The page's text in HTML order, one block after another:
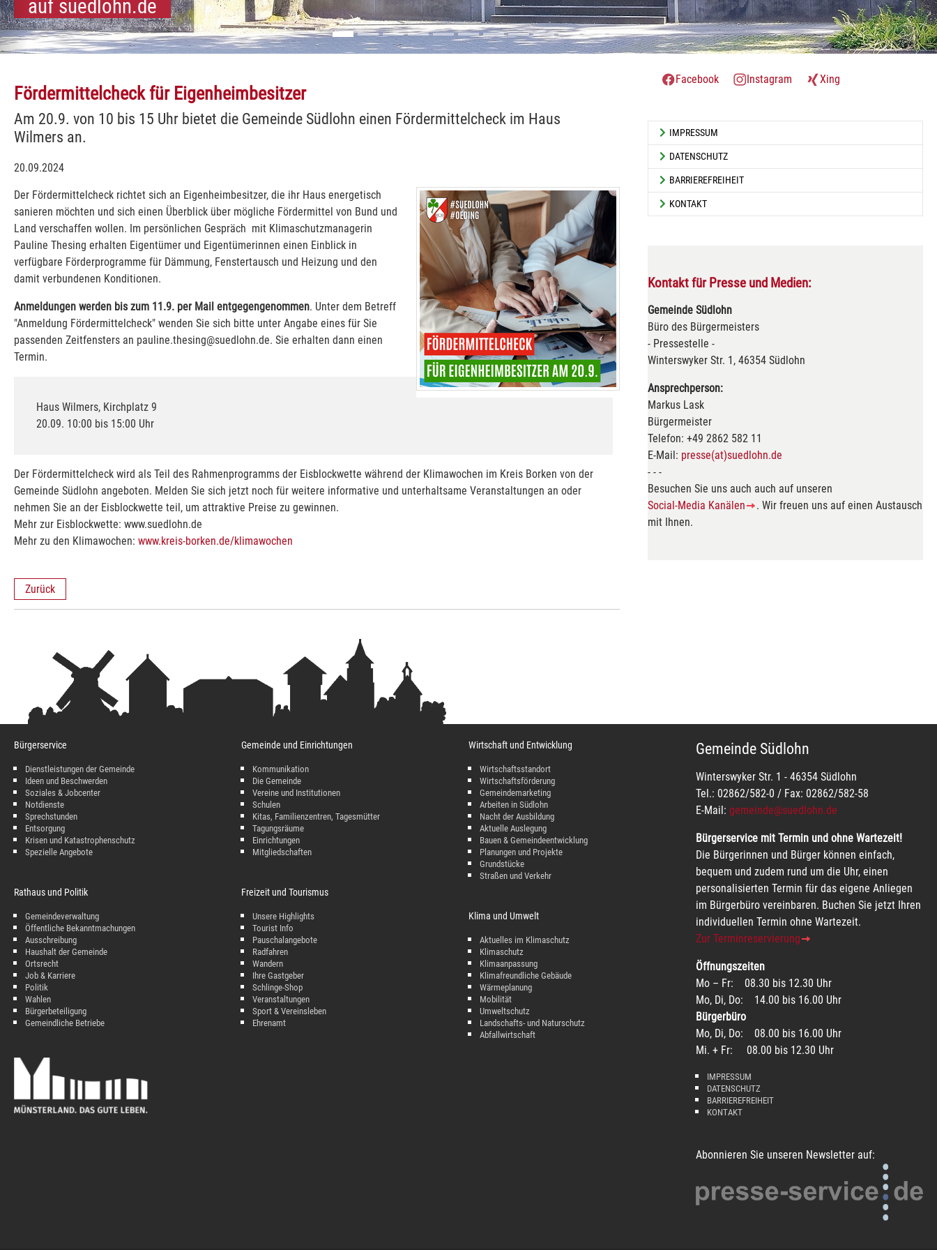
und Oeding:
und Oeding:
Südlohn und Oeding:
Südlohn und Oeding:
Südlohn und Oeding:
Südlohn und Oeding:
Südlohn und Oeding:
Südlohn und Oeding:
Südlohn und Oeding:
Südlohn und Oeding:
auf suedlohn.de
Fördermittelcheck für Eigenheimbesitzer
Am 20.9. von 10 bis 15 Uhr bietet die Gemeinde Südlohn einen Fördermittelcheck im Haus
Wilmers an.
20.09.2024
Der Fördermittelcheck richtet sich an Eigenheimbesitzer, die ihr Haus energetisch
sanieren möchten und sich einen Überblick über mögliche Fördermittel von Bund und
Land verschaffen wollen. Im persönlichen Gespräch mit Klimaschutzmanagerin
Pauline Thesing erhalten Eigentümer und Eigentümerinnen einen Einblick in
verfügbare Förderprogramme für Dämmung, Fenstertausch und Heizung und den
damit verbundenen Konditionen.
Anmeldungen werden bis zum 11.9. per Mail entgegengenommen. Unter dem Betreff
"Anmeldung Fördermittelcheck" wenden Sie sich bitte unter Angabe eines für Sie
passenden Zeitfensters an pauline.thesing@suedlohn.de. Sie erhalten dann einen
Termin.
Haus Wilmers, Kirchplatz 9
20.09. 10:00 bis 15:00 Uhr
Der Fördermittelcheck wird als Teil des Rahmenprogramms der Eisblockwette während der Klimawochen im Kreis Borken von der
Gemeinde Südlohn angeboten. Melden Sie sich jetzt noch für weitere informative und unterhaltsame Veranstaltungen an oder
nehmen Sie an der Eisblockwette teil, um attraktive Preise zu gewinnen.
Mehr zur Eisblockwette: www.suedlohn.de
Mehr zu den Klimawochen: www.kreis-borken.de/klimawochen
Zurück
Facebook Instagram Xing
IMPRESSUM
DATENSCHUTZ
BARRIEREFREIHEIT
KONTAKT
Kontakt für Presse und Medien:
Gemeinde Südlohn
Büro des Bürgermeisters
- Pressestelle -
Winterswyker Str. 1, 46354 Südlohn
Ansprechperson:
Markus Lask
Bürgermeister
Telefon: +49 2862 582 11
E-Mail: presse(at)suedlohn.de
- - -
Besuchen Sie uns auch auch auf unseren
Social-Media Kanälen
. Wir freuen uns auf einen Austausch
mit Ihnen.
Bürgerservice
Dienstleistungen der Gemeinde
Ideen und Beschwerden
Soziales & Jobcenter
Notdienste
Sprechstunden
Entsorgung
Krisen und Katastrophenschutz
Spezielle Angebote
Rathaus und Politik
Gemeindeverwaltung
Öffentliche Bekanntmachungen
Ausschreibung
Haushalt der Gemeinde
Ortsrecht
Job & Karriere
Politik
Wahlen
Bürgerbeteiligung
Gemeindliche Betriebe
Gemeinde und Einrichtungen
Kommunikation
Die Gemeinde
Vereine und Institutionen
Schulen
Kitas, Familienzentren, Tagesmütter
Tagungsräume
Einrichtungen
Mitgliedschaften
Freizeit und Tourismus
Unsere Highlights
Tourist Info
Pauschalangebote
Radfahren
Wandern
Ihre Gastgeber
Schlinge-Shop
Veranstaltungen
Sport & Vereinsleben
Ehrenamt
Wirtschaft und Entwicklung
Wirtschaftsstandort
Wirtschaftsförderung
Gemeindemarketing
Arbeiten in Südlohn
Nacht der Ausbildung
Aktuelle Auslegung
Bauen & Gemeindeentwicklung
Planungen und Projekte
Grundstücke
Straßen und Verkehr
Klima und Umwelt
Aktuelles im Klimaschutz
Klimaschutz
Klimaanpassung
Klimafreundliche Gebäude
Wärmeplanung
Mobilität
Umweltschutz
Landschafts- und Naturschutz
Abfallwirtschaft
Gemeinde Südlohn
Winterswyker Str. 1 - 46354 Südlohn
Tel.: 02862/582-0 / Fax: 02862/582-58
E-Mail: gemeinde@suedlohn.de
Bürgerservice mit Termin und ohne Wartezeit!
Die Bürgerinnen und Bürger können einfach,
bequem und zudem rund um die Uhr, einen
personalisierten Termin für das eigene Anliegen
im Bürgerbüro vereinbaren. Buchen Sie jetzt Ihren
individuellen Termin ohne Wartezeit.
Zur Terminreservierung
Öffnungszeiten
Mo – Fr: 08.30 bis 12.30 Uhr
Mo, Di, Do: 14.00 bis 16.00 Uhr
Bürgerbüro
Mo, Di, Do: 08.00 bis 16.00 Uhr
Mi. + Fr: 08.00 bis 12.30 Uhr
IMPRESSUM
DATENSCHUTZ
BARRIEREFREIHEIT
KONTAKT
Abonnieren Sie unseren Newsletter auf: